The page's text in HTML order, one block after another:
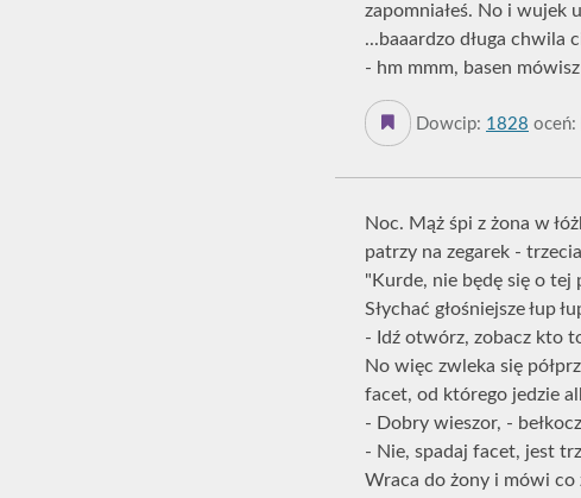
zapomniałeś. No i wujek
...baaardzo długa chwila
- hm mmm, basen
Dowcip: 1828 oceń:
Noc. Mąż śpi z żona w
patrzy na zegarek -
"Kurde, nie będę się o tej
Słychać głośniejsze łup
- Idź otwórz, zobacz kto
No więc zwleka się
facet, od którego jedzie
- Dobry wieszor, -
- Nie, spadaj facet, jest
Wraca do żony i mówi co